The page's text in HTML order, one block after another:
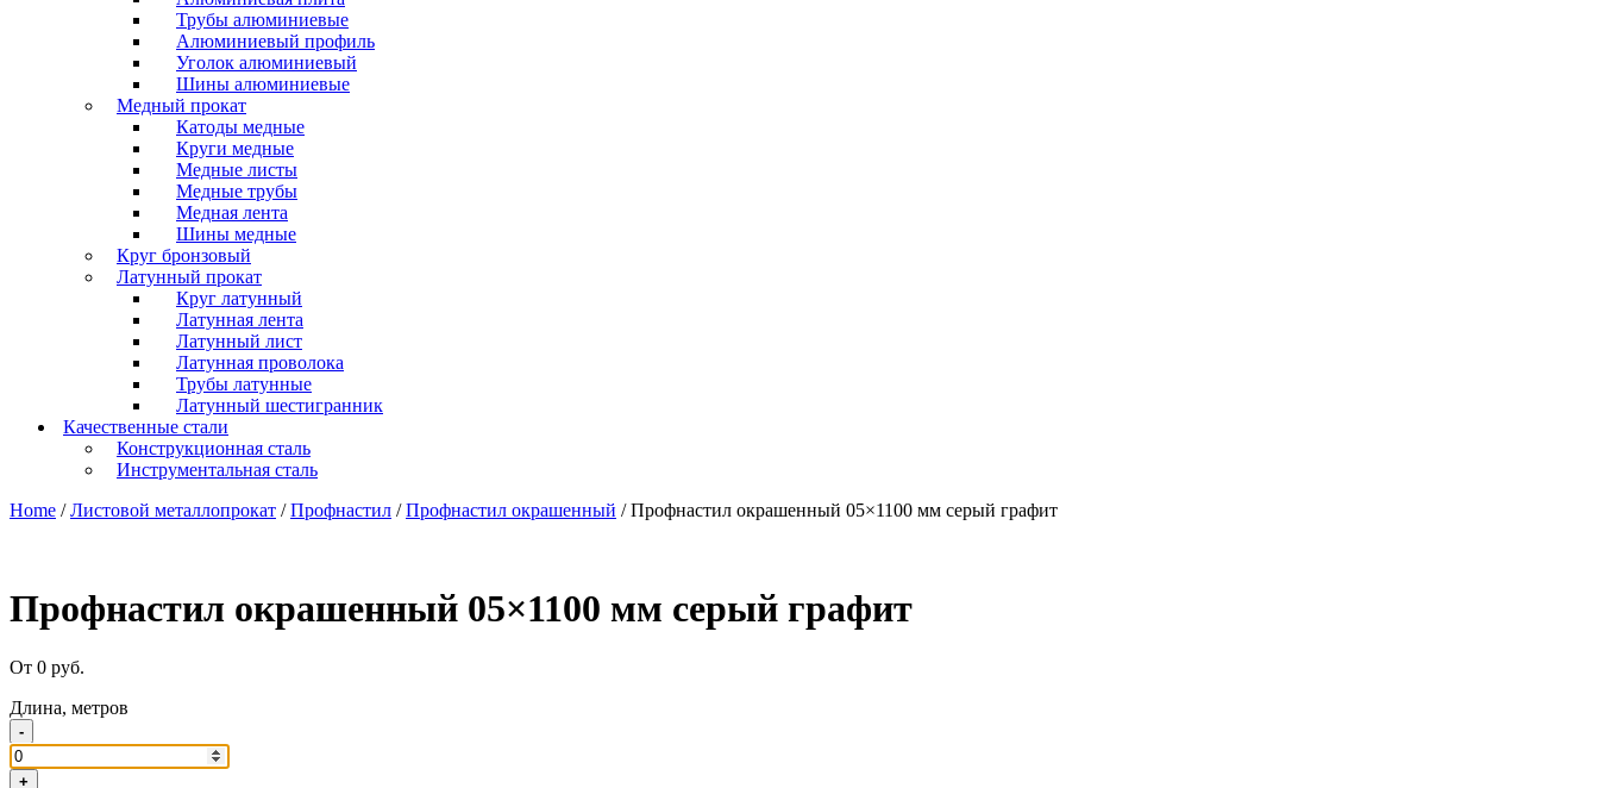
Трубы алюминиевые
Алюминиевый профиль
Уголок алюминиевый
Шины алюминиевые
Медный прокат
Катоды медные
Круги медные
Медные листы
Медные трубы
Медная лента
Шины медные
Круг бронзовый
Латунный прокат
Круг латунный
Латунная лента
Латунный лист
Латунная проволока
Трубы латунные
Латунный шестигранник
Качественные стали
Конструкционная сталь
Инструментальная сталь
Home /Листовой металлопрокат /Профнастил /Профнастил окрашенный / Профнастил окрашенный 05×1100 мм серый графит
Профнастил окрашенный 05×1100 мм серый графит
От 0 руб.
Длина, метров
-
+